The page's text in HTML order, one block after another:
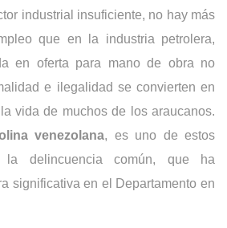
industrial insuficiente, no hay más
que en la industria petrolera,
en oferta para mano de obra no
e ilegalidad se convierten en
vida de muchos de los araucanos.
venezolana, es uno de estos
la delincuencia común, que ha
significativa en el Departamento en